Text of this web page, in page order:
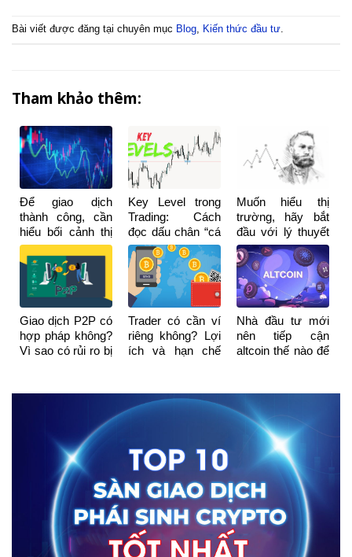
Bài viết được đăng tại chuyên mục Blog, Kiến thức đầu tư.
Tham khảo thêm:
Để giao dịch
thành công, cần
hiểu bối cảnh thị
trường chứ
không phải mẫu
hình nến
Key Level trong
Trading: Cách
đọc dấu chân “cá
mập” và tránh bị
quét Stop Loss
Muốn hiểu thị
trường, hãy bắt
đầu với lý thuyết
Dow
Giao dịch P2P có
hợp pháp không?
Vì sao có rủi ro bị
Trader có cần ví
riêng không? Lợi
ích và hạn chế
Nhà đầu tư mới
nên tiếp cận
altcoin thế nào để